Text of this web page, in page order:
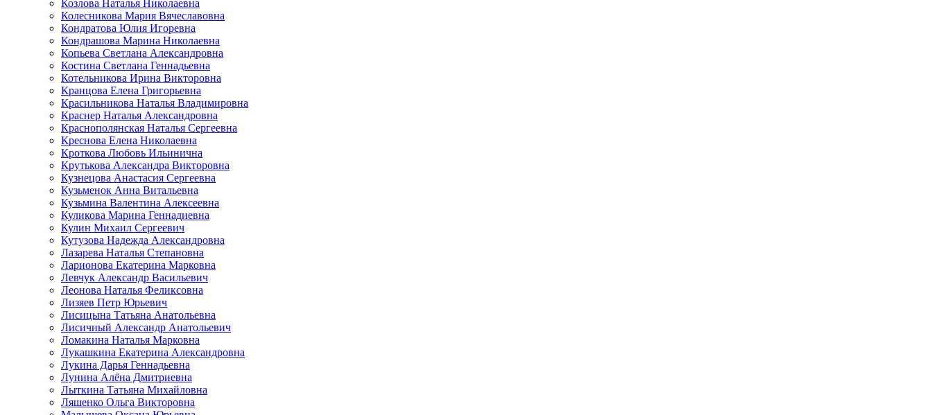
Козлова Наталья Николаевна
Колесникова Мария Вячеславовна
Кондратова Юлия Игоревна
Кондрашова Марина Николаевна
Копьева Светлана Александровна
Костина Светлана Геннадьевна
Котельникова Ирина Викторовна
Кранцова Елена Григорьевна
Красильникова Наталья Владимировна
Краснер Наталья Александровна
Краснополянская Наталья Сергеевна
Креснова Елена Николаевна
Кроткова Любовь Ильинична
Крутькова Александра Викторовна
Кузнецова Анастасия Сергеевна
Кузьменок Анна Витальевна
Кузьмина Валентина Алексеевна
Куликова Марина Геннадиевна
Кулин Михаил Сергеевич
Кутузова Надежда Александровна
Лазарева Наталья Степановна
Ларионова Екатерина Марковна
Левчук Александр Васильевич
Леонова Наталья Феликсовна
Лизяев Петр Юрьевич
Лисицына Татьяна Анатольевна
Лисичный Александр Анатольевич
Ломакина Наталья Марковна
Лукашкина Екатерина Александровна
Лукина Дарья Геннадьевна
Лунина Алёна Дмитриевна
Лыткина Татьяна Михайловна
Ляшенко Ольга Викторовна